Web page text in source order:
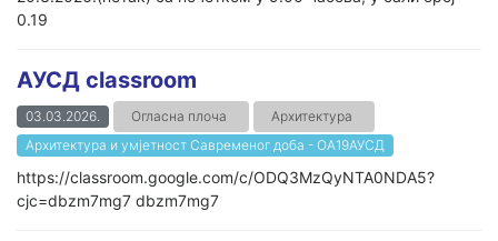
0.19
АУСД classroom
03.03.2026. Огласна плоча
Архитектура
Архитектура и умјетност Савременог доба - ОА19АУСД
https://classroom.google.com/c/ODQ3MzQyNTA0NDA5?
cjc=dbzm7mg7 dbzm7mg7